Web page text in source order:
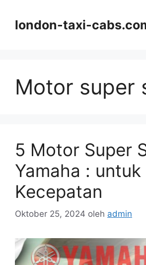
london-taxi-
Motor super
5 Motor Super
Yamaha :
Kecepatan
Oktober 25, 2024 oleh admin